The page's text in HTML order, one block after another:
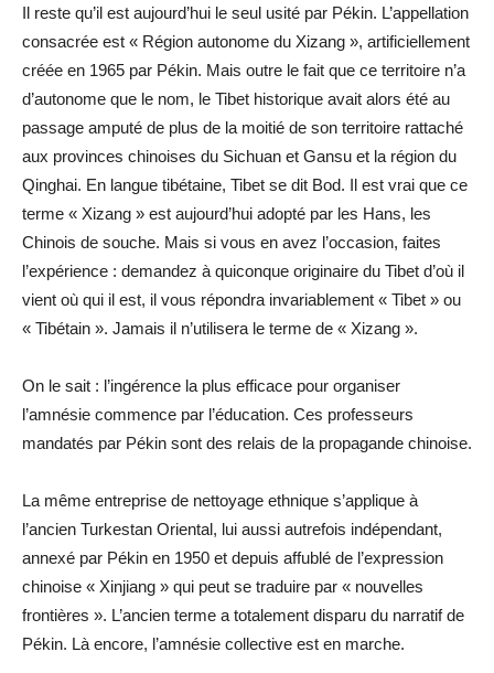
Il reste qu’il est aujourd’hui le seul usité par Pékin. L’appellation
consacrée est « Région autonome du Xizang », artificiellement
créée en 1965 par Pékin. Mais outre le fait que ce territoire n’a
d’autonome que le nom, le Tibet historique avait alors été au
passage amputé de plus de la moitié de son territoire rattaché
aux provinces chinoises du Sichuan et Gansu et la région du
Qinghai. En langue tibétaine, Tibet se dit Bod. Il est vrai que ce
terme « Xizang » est aujourd’hui adopté par les Hans, les
Chinois de souche. Mais si vous en avez l’occasion, faites
l’expérience : demandez à quiconque originaire du Tibet d’où il
vient où qui il est, il vous répondra invariablement « Tibet » ou
« Tibétain ». Jamais il n’utilisera le terme de « Xizang ».
On le sait : l’ingérence la plus efficace pour organiser
l’amnésie commence par l’éducation. Ces professeurs
mandatés par Pékin sont des relais de la propagande chinoise.
La même entreprise de nettoyage ethnique s’applique à
l’ancien Turkestan Oriental, lui aussi autrefois indépendant,
annexé par Pékin en 1950 et depuis affublé de l’expression
chinoise « Xinjiang » qui peut se traduire par « nouvelles
frontières ». L’ancien terme a totalement disparu du narratif de
Pékin. Là encore, l’amnésie collective est en marche.